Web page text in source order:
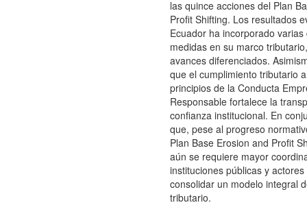
las quince acciones del Plan
Profit Shifting. Los resultados
Ecuador ha incorporado varias
medidas en su marco
avances diferenciados.
que el cumplimiento tributario
principios de la Conducta
Responsable fortalece la
confianza institucional. En
que, pese al progreso
Plan Base Erosion and Profit
aún se requiere mayor
instituciones públicas y
consolidar un modelo integral
tributario.